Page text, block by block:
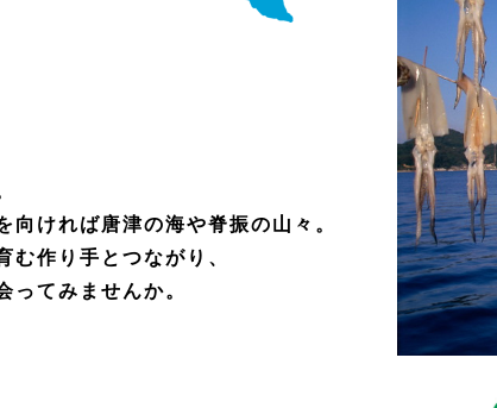
ければ唐津の海や脊振の山々。
む作り手とつながり、
ってみませんか。